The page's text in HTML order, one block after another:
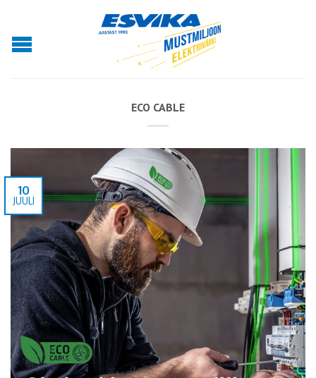
ECO CABLE
10
JUULI